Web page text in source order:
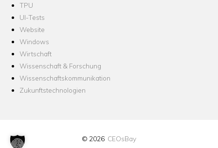
TPU
UI-Tests
Website
Windows
Wirtschaft
Wissenschaft & Forschung
Wissenschaftskommunikation
Zukunftstechnologien
© 2026 CEOsBay